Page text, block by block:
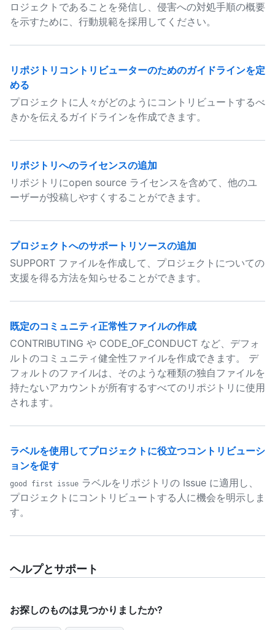
ロジェクトであることを発信し、侵害への対処手順の概要
を示すために、行動規範を採用してください。
リポジトリコントリビューターのためのガイドラインを定
める
プロジェクトに人々がどのようにコントリビュートするべ
きかを伝えるガイドラインを作成できます。
リポジトリへのライセンスの追加
リポジトリにopen source ライセンスを含めて、他のユ
ーザーが投稿しやすくすることができます。
プロジェクトへのサポートリソースの追加
SUPPORT ファイルを作成して、プロジェクトについての
支援を得る方法を知らせることができます。
既定のコミュニティ正常性ファイルの作成
CONTRIBUTING や CODE_OF_CONDUCT など、デフォ
ルトのコミュニティ健全性ファイルを作成できます。 デ
フォルトのファイルは、そのような種類の独自ファイルを
持たないアカウントが所有するすべてのリポジトリに使用
されます。
ラベルを使用してプロジェクトに役立つコントリビューシ
ョンを促す
good first issue ラベルをリポジトリの Issue に適用し、
プロジェクトにコントリビュートする人に機会を明示しま
す。
ヘルプとサポート
お探しのものは見つかりましたか?